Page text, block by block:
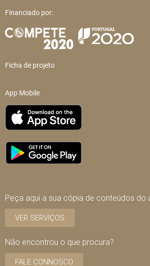
Financiado por:
Ficha de projeto
App Mobile
Peça aqui a sua cópia de conteúdos do
VER SERVIÇOS
Não encontrou o que procura?
FALE CONNOSCO